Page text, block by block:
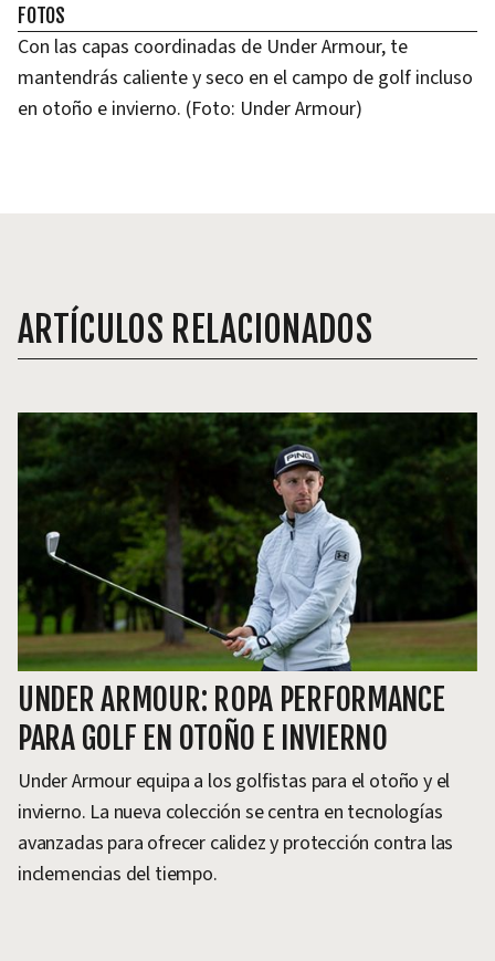
FOTOS
Con las capas coordinadas de Under Armour, te
mantendrás caliente y seco en el campo de golf incluso
en otoño e invierno. (Foto: Under Armour)
ARTÍCULOS RELACIONADOS
UNDER ARMOUR: ROPA PERFORMANCE
PARA GOLF EN OTOÑO E INVIERNO
Under Armour equipa a los golfistas para el otoño y el
invierno. La nueva colección se centra en tecnologías
avanzadas para ofrecer calidez y protección contra las
inclemencias del tiempo.